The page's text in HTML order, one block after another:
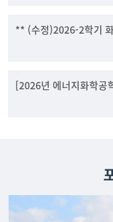
** (수정)2026-2학기
[2026년 에너지화학공